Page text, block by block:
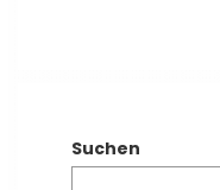
Suchen